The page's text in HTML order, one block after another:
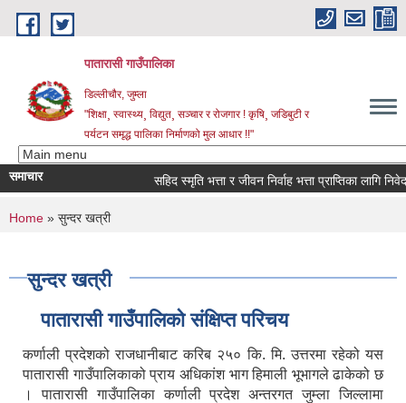
Skip to main content
पातारासी गाउँपालिका
डिल्लीचौर, जुम्ला
"शिक्षा¸ स्वास्थ्य¸ विद्युत¸ सञ्चार र रोजगार ! कृषि¸ जडिबुटी र
पर्यटन समृद्ध पालिका निर्माणको मुल आधार !!"
समाचार सहिद स्मृति भत्ता र जीवन निर्वाह भत्ता प्राप्तिका लागि
You are here
Home » सुन्दर खत्री
सुन्दर खत्री
पातारासी गाउँपालिको संक्षिप्त परिचय
कर्णाली प्रदेशको राजधानीबाट करिब २५० कि. मि. उत्तरमा रहेको यस
पातारासी गाउँपालिकाको प्राय अधिकांश भाग हिमाली भूभागले ढाकेको छ
। पातारासी गाउँपालिका कर्णाली प्रदेश अन्तरगत जुम्ला जिल्लामा